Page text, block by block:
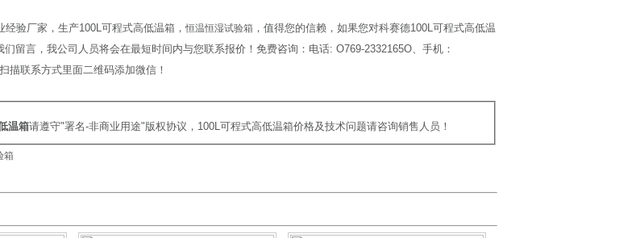
经验厂家，生产100L可程式高低温箱，恒温恒湿试验箱 ，值得您的信赖，如果您对科赛德100L可程式高低温
留言，我公司人员将会在最短时间内与您联系报价！免费咨询：电话: O769-2332165O、手机：
描联系方式里面二维码添加微信！
温箱请遵守"署名-非商业用途"版权协议，100L可程式高低温箱价格及技术问题请咨询销售人员！
箱